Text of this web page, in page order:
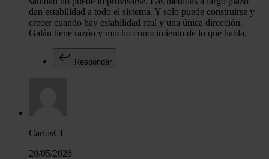
dan estabilidad a todo el sistema. Y solo puede construirse y
crecer cuando hay estabilidad real y una única dirección.
Galán tiene razón y mucho conocimiento de lo que habla.
Responder
CarlosCL
20/05/2026